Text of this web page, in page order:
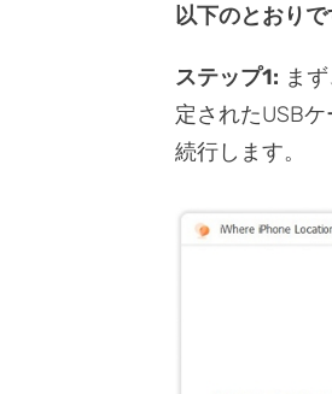
以下のとおりで
ステップ1: ま
定されたUSB
続行します。